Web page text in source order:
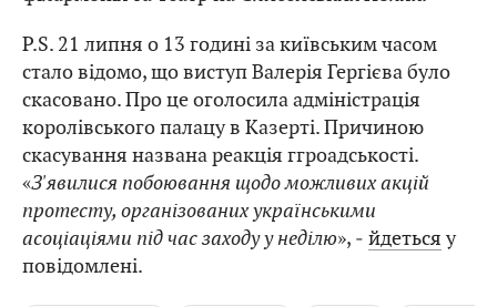
P.S. 21 липня о 13 годині за київським часом
стало відомо, що виступ Валерія Гергієва було
скасовано. Про це оголосила адміністрація
королівського палацу в Казерті. Причиною
скасування названа реакція ггроадськості.
«З'явилися побоювання щодо можливих акцій
протесту, організованих українськими
асоціаціями під час заходу у неділю», ‒ йдеться у
повідомлені.